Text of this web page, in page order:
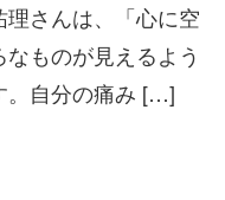
さんは、「心に空
ものが見えるよう
。自分の痛み […]